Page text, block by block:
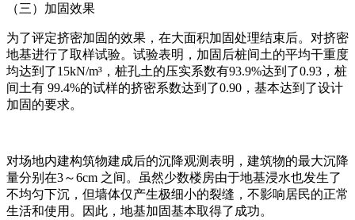
（三）加固效果
为了评定挤密加固的效果，在大面积加固处理结束后。对挤密
地基进行了取样试验。试验表明，加固后桩间土的平均干重度
均达到了15kN/m³，桩孔土的压实系数有93.9%达到了0.93，桩
间土有 99.4%的试样的挤密系数达到了0.90，基本达到了设计
加固的要求。
对场地内建构筑物建成后的沉降观测表明，建筑物的最大沉降
量分别在3～6cm 之间。虽然少数楼房由于地基浸水也发生了
不均匀下沉，但墙体仅产生极细小的裂缝，不影响居民的正常
生活和使用。因此，地基加固基本取得了成功。